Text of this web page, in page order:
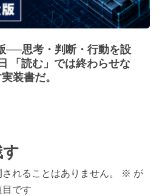
──思考・判断・行動を設
「読む」では終わらせな
装書だ。
れることはありません。 ※ が
です